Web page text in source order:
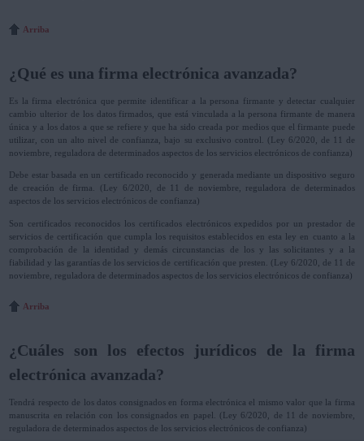
Arriba
¿Qué es una firma electrónica avanzada?
Es la firma electrónica que permite identificar a la persona firmante y detectar cualquier
cambio ulterior de los datos firmados, que está vinculada a la persona firmante de manera
única y a los datos a que se refiere y que ha sido creada por medios que el firmante puede
utilizar, con un alto nivel de confianza, bajo su exclusivo control. (Ley 6/2020, de 11 de
noviembre, reguladora de determinados aspectos de los servicios electrónicos de confianza)
Debe estar basada en un certificado reconocido y generada mediante un dispositivo seguro
de creación de firma. (Ley 6/2020, de 11 de noviembre, reguladora de determinados
aspectos de los servicios electrónicos de confianza)
Son certificados reconocidos los certificados electrónicos expedidos por un prestador de
servicios de certificación que cumpla los requisitos establecidos en esta ley en cuanto a la
comprobación de la identidad y demás circunstancias de los y las solicitantes y a la
fiabilidad y las garantías de los servicios de certificación que presten. (Ley 6/2020, de 11 de
noviembre, reguladora de determinados aspectos de los servicios electrónicos de confianza)
Arriba
¿Cuáles son los efectos jurídicos de la firma
electrónica avanzada?
Tendrá respecto de los datos consignados en forma electrónica el mismo valor que la firma
manuscrita en relación con los consignados en papel. (Ley 6/2020, de 11 de noviembre,
reguladora de determinados aspectos de los servicios electrónicos de confianza)